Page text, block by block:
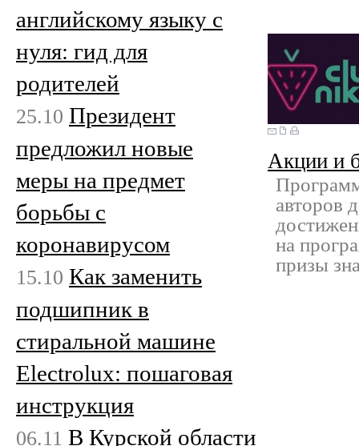
Акции и
авторов
на
призы
английскому языку с
нуля: гид для
родителей
25.10 Президент
предложил новые
меры на предмет
борьбы с
коронавирусом
15.10 Как заменить
подшипник в
стиральной машине
Electrolux: пошаговая
инструкция
06.11 В Курской области